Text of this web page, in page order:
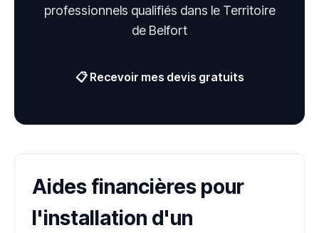
professionnels qualifiés dans le Territoire
de Belfort
📋 Recevoir mes devis gratuits
Aides financières pour
l'installation d'un